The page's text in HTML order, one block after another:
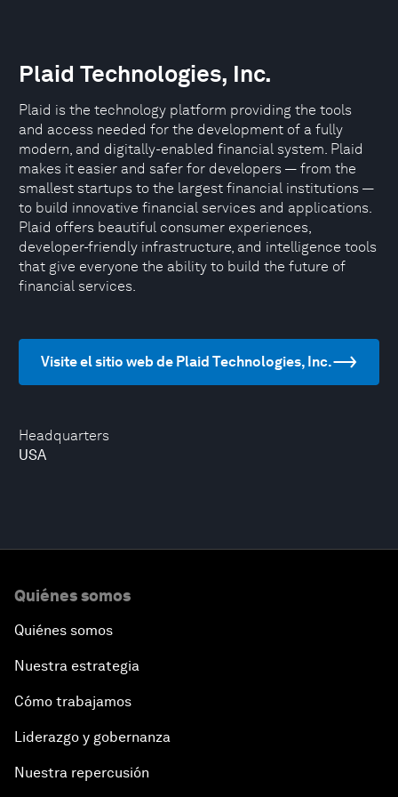
Headquarters
USA
Plaid Technologies, Inc.
Plaid is the technology platform providing the tools
and access needed for the development of a fully
modern, and digitally-enabled financial system. Plaid
makes it easier and safer for developers — from the
smallest startups to the largest financial institutions —
to build innovative financial services and applications.
Plaid offers beautiful consumer experiences,
developer-friendly infrastructure, and intelligence tools
that give everyone the ability to build the future of
financial services.
Visite el sitio web de Plaid Technologies, Inc.
Quiénes somos
Quiénes somos
Nuestra estrategia
Cómo trabajamos
Liderazgo y gobernanza
Nuestra repercusión